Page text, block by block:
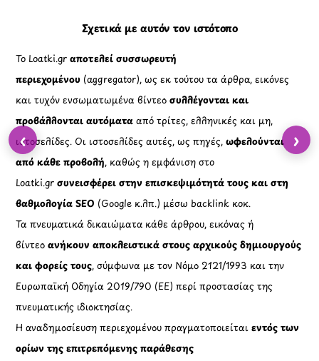
Σχετικά με αυτόν τον ιστότοπο
Το Loatki.grαποτελεί συσσωρευτή
περιεχομένου (aggregator), ως εκ τούτου τα άρθρα, εικόνες
και τυχόν ενσωματωμένα βίντεοσυλλέγονται και
προβάλλονται αυτόματααπό τρίτες, ελληνικές και μη,
ιστοσελίδες. Οι ιστοσελίδες αυτές, ως πηγές,ωφελούνται
από κάθε προβολή, καθώς η εμφάνιση στο
Loatki.gr συνεισφέρει στην επισκεψιμότητά τους και στη
βαθμολογία SEO (Google κ.λπ.) μέσω backlink κοκ.
Τα πνευματικά δικαιώματα κάθε άρθρου, εικόνας ή
βίντεοανήκουν αποκλειστικά στους αρχικούς δημιουργούς
και φορείς τους, σύμφωνα με τον Νόμο 2121/1993 και την
Ευρωπαϊκή Οδηγία 2019/790 (ΕΕ) περί προστασίας της
πνευματικής ιδιοκτησίας.
Η αναδημοσίευση περιεχομένου πραγματοποιείταιεντός των
ορίων της επιτρεπόμενης παράθεσης
‹ ›